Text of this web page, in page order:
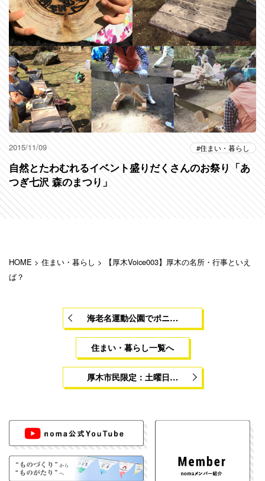
2015/11/09 住まい・暮らし
自然とたわむれるイベント盛りだくさんのお祭り「あ
つぎ七沢 森のまつり」
HOME > 住まい・暮らし >
【厚木Voice003】厚木の名所・行事といえ
ば？
海老名運動公園でポニ…
住まい・暮らし一覧へ
厚木市民限定：土曜日…